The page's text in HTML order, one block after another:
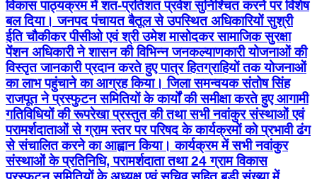
विकास पाठ्यक्रम में शत-प्रतिशत प्रवेश सुनिश्चित करने पर विशेष
बल दिया। जनपद पंचायत बैतूल से उपस्थित अधिकारियों सुश्री
ईति चौकीकर पीसीओ एवं श्री उमेश मासोदकर सामाजिक सुरक्षा
पेंशन अधिकारी ने शासन की विभिन्न जनकल्याणकारी योजनाओं की
विस्तृत जानकारी प्रदान करते हुए पात्र हितग्राहियों तक योजनाओं
का लाभ पहुंचाने का आग्रह किया। जिला समन्वयक संतोष सिंह
राजपूत ने प्रस्फुटन समितियों के कार्यों की समीक्षा करते हुए आगामी
गतिविधियों की रूपरेखा प्रस्तुत की तथा सभी नवांकुर संस्थाओं एवं
परामर्शदाताओं से ग्राम स्तर पर परिषद के कार्यक्रमों को प्रभावी ढंग
से संचालित करने का आह्वान किया। कार्यक्रम में सभी नवांकुर
संस्थाओं के प्रतिनिधि, परामर्शदाता तथा 24 ग्राम विकास